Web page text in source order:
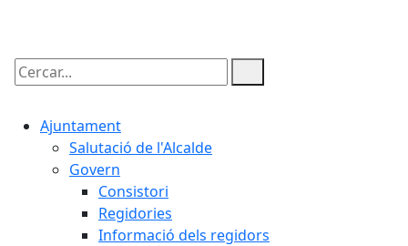
Cercar:
Ajuntament
Salutació de l'Alcalde
Govern
Consistori
Regidories
Informació dels regidors